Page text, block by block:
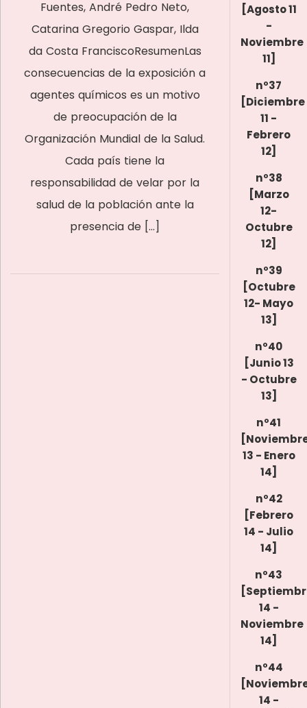
Fuentes, André Pedro Neto,
Catarina Gregorio Gaspar, Ilda
da Costa FranciscoResumenLas
consecuencias de la exposición a
agentes químicos es un motivo
de preocupación de la
Organización Mundial de la Salud.
Cada país tiene la
responsabilidad de velar por la
salud de la población ante la
presencia de […]
[Agosto 11
-
Noviembre
11]
nº37
[Diciembre
11 -
Febrero
12]
nº38
[Marzo
12-
Octubre
12]
nº39
[Octubre
12- Mayo
13]
nº40
[Junio 13
- Octubre
13]
nº41
13 - Enero
14]
nº42
[Febrero
14 - Julio
14]
nº43
14 -
Noviembre
14]
nº44
14 -